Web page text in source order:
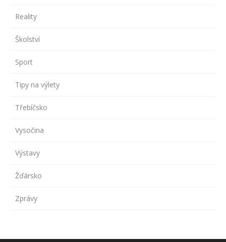
Reality
Školství
Sport
Tipy na výlety
Třebíčsko
Vysočina
Výstavy
Žďársko
Zprávy